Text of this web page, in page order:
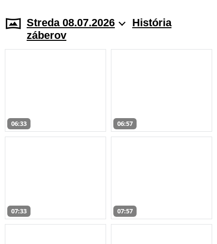
Streda 08.07.2026
História
záberov
06:33 06:57
07:33 07:57